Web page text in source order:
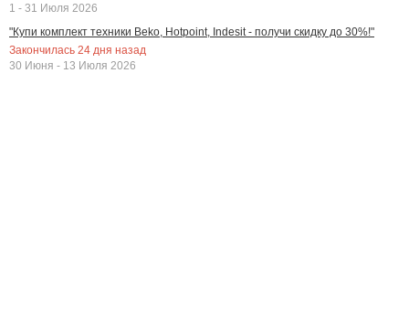
1 - 31 Июля 2026
"Купи комплект техники Beko, Hotpoint, Indesit - получи скидку до 30%!"
Закончилась 24 дня назад
30 Июня - 13 Июля 2026